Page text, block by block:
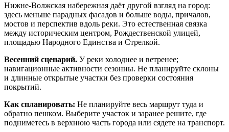
Нижне-Волжская набережная даёт другой взгляд на город:
здесь меньше парадных фасадов и больше воды, причалов,
мостов и перспектив вдоль реки. Это естественная связка
между историческим центром, Рождественской улицей,
площадью Народного Единства и Стрелкой.
Весенний сценарий. У реки холоднее и ветренее;
навигационные активности сезонны. Не планируйте склоны
и длинные открытые участки без проверки состояния
покрытий.
Как спланировать: Не планируйте весь маршрут туда и
обратно пешком. Выберите участок и заранее решите, где
подниметесь в верхнюю часть города или сядете на транспорт.